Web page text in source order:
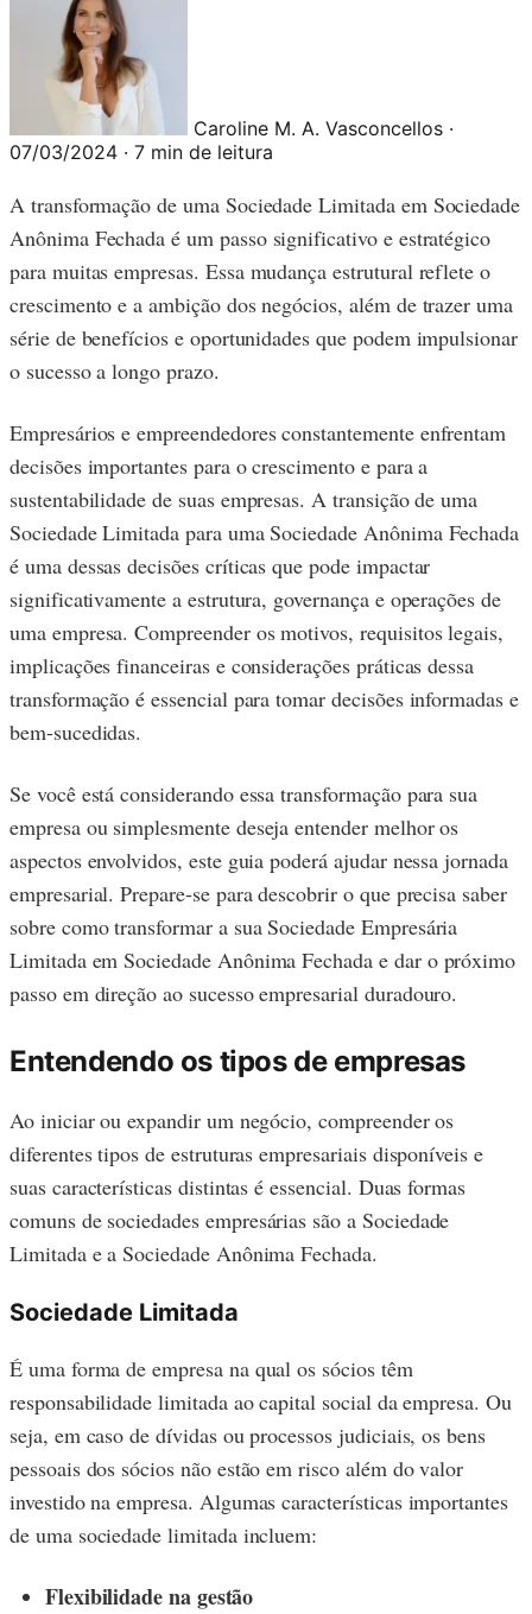
Caroline M. A. Vasconcellos ·
07/03/2024 · 7 min de leitura
A transformação de uma Sociedade Limitada em Sociedade
Anônima Fechada é um passo significativo e estratégico
para muitas empresas. Essa mudança estrutural reflete o
crescimento e a ambição dos negócios, além de trazer uma
série de benefícios e oportunidades que podem impulsionar
o sucesso a longo prazo.
Empresários e empreendedores constantemente enfrentam
decisões importantes para o crescimento e para a
sustentabilidade de suas empresas. A transição de uma
Sociedade Limitada para uma Sociedade Anônima Fechada
é uma dessas decisões críticas que pode impactar
significativamente a estrutura, governança e operações de
uma empresa. Compreender os motivos, requisitos legais,
implicações financeiras e considerações práticas dessa
transformação é essencial para tomar decisões informadas e
bem-sucedidas.
Se você está considerando essa transformação para sua
empresa ou simplesmente deseja entender melhor os
aspectos envolvidos, este guia poderá ajudar nessa jornada
empresarial. Prepare-se para descobrir o que precisa saber
sobre como transformar a sua Sociedade Empresária
Limitada em Sociedade Anônima Fechada e dar o próximo
passo em direção ao sucesso empresarial duradouro.
Entendendo os tipos de empresas
Ao iniciar ou expandir um negócio, compreender os
diferentes tipos de estruturas empresariais disponíveis e
suas características distintas é essencial. Duas formas
comuns de sociedades empresárias são a Sociedade
Limitada e a Sociedade Anônima Fechada.
Sociedade Limitada
É uma forma de empresa na qual os sócios têm
responsabilidade limitada ao capital social da empresa. Ou
seja, em caso de dívidas ou processos judiciais, os bens
pessoais dos sócios não estão em risco além do valor
investido na empresa. Algumas características importantes
de uma sociedade limitada incluem:
Flexibilidade na gestão